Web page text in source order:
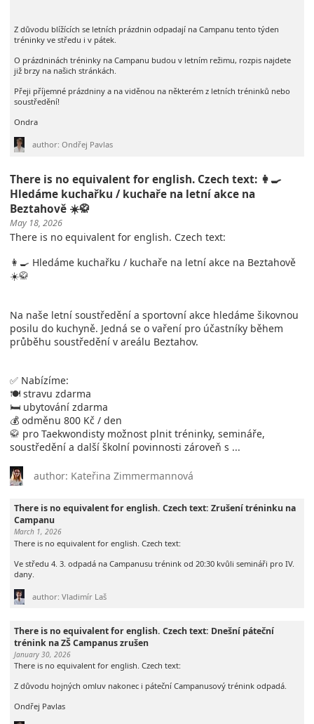
Z důvodu blížících se letních prázdnin odpadají na Campanu tento týden
tréninky ve středu i v pátek.
O prázdninách tréninky na Campanu budou v letním režimu, rozpis najdete
již brzy na našich stránkách.
Přeji příjemné prázdniny a na viděnou na některém z letních tréninků nebo
soustředění!
Ondra
author: Ondřej Pavlas
There is no equivalent for english. Czech text: 👩‍🍳
Hledáme kuchařku / kuchaře na letní akce na
Beztahově ☀️🥋
May 18, 2026
There is no equivalent for english. Czech text:
👩‍🍳 Hledáme kuchařku / kuchaře na letní akce na Beztahově
☀️🥋
Na naše letní soustředění a sportovní akce hledáme šikovnou
posilu do kuchyně. Jedná se o vaření pro účastníky během
průběhu soustředění v areálu Beztahov.
✅ Nabízíme:
🍽️ stravu zdarma
🛏️ ubytování zdarma
💰 odměnu 800 Kč / den
🥋 pro Taekwondisty možnost plnit tréninky, semináře,
soustředění a další školní povinnosti zároveň s ...
author: Kateřina Zimmermannová
There is no equivalent for english. Czech text: Zrušení tréninku na
Campanu
March 1, 2026
There is no equivalent for english. Czech text:
Ve středu 4. 3. odpadá na Campanusu trénink od 20:30 kvůli semináři pro IV.
dany.
author: Vladimír Laš
There is no equivalent for english. Czech text: Dnešní páteční
trénink na ZŠ Campanus zrušen
January 30, 2026
There is no equivalent for english. Czech text:
Z důvodu hojných omluv nakonec i páteční Campanusový trénink odpadá.
Ondřej Pavlas